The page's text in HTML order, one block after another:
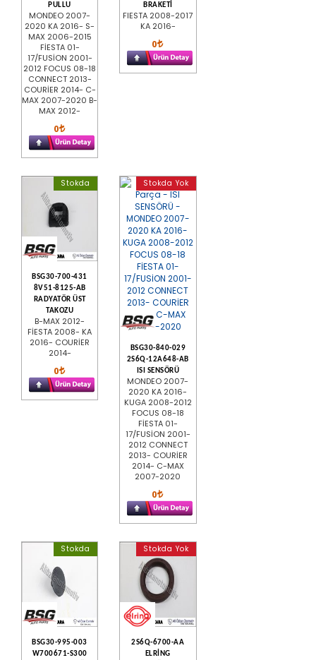
PULLU
MONDEO 2007-
2020 KA 2016- S-
MAX 2006-2015
FİESTA 01-
17/FUSİON 2001-
2012 FOCUS 08-18
CONNECT 2013-
COURİER 2014- C-
MAX 2007-2020 B-
MAX 2012-
0
BRAKETİ
FIESTA 2008-2017
KA 2016-
0
Stokda
BSG30-700-431
8V51-8125-AB
RADYATÖR ÜST
TAKOZU
B-MAX 2012-
FİESTA 2008- KA
2016- COURİER
2014-
0
Stokda Yok
BSG30-840-029
2S6Q-12A648-AB
ISI SENSÖRÜ
MONDEO 2007-
2020 KA 2016-
KUGA 2008-2012
FOCUS 08-18
FİESTA 01-
17/FUSİON 2001-
2012 CONNECT
2013- COURİER
2014- C-MAX
2007-2020
0
Stokda
BSG30-995-003
W700671-S300
Stokda Yok
2S6Q-6700-AA
ELRİNG